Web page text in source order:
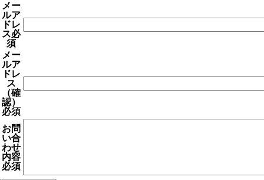
メー
ルア
ドレ
ス必
須
メー
ルア
ドレ
ス
（確
認）
必須
お問
い合
わせ
内容
必須